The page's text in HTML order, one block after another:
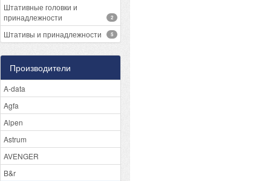
Штативные головки и
принадлежности
2
Штативы и принадлежности 5
Производители
A-data
Agfa
Alpen
Astrum
AVENGER
B&r